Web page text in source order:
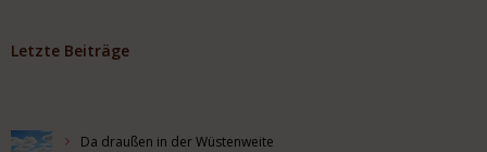
Letzte Beiträge
Da draußen in der Wüstenweite